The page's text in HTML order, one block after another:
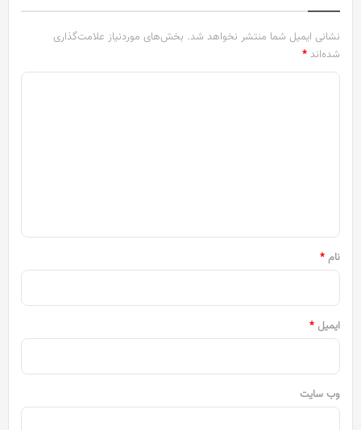
نشانی ایمیل شما منتشر نخواهد شد. بخش‌های موردنیاز علامت‌گذاری
شده‌اند *
نام *
ایمیل *
وب‌ سایت